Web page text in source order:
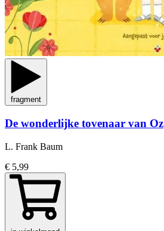
fragment
De wonderlijke tovenaar van Oz
L. Frank Baum
€ 5,99